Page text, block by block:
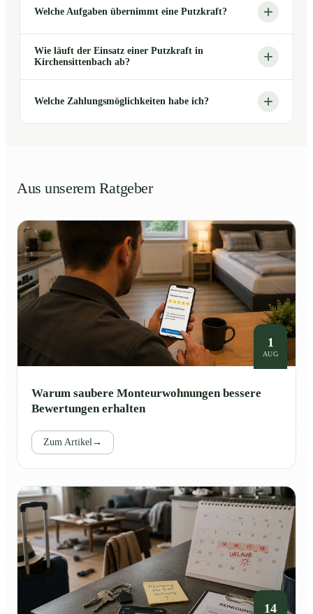
Welche Aufgaben übernimmt eine Putzkraft?
Wie läuft der Einsatz einer Putzkraft in
Kirchensittenbach ab?
Welche Zahlungsmöglichkeiten habe ich?
Aus unserem Ratgeber
1
AUG
Warum saubere Monteurwohnungen bessere
Bewertungen erhalten
Zum Artikel→
14